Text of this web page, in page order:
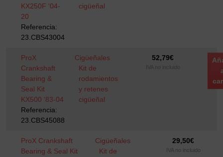
KX250F '04-
20
Referencia:
23.CBS43004
cigüeñal
ProX
Crankshaft
Bearing &
Seal Kit
KX500 '83-04
Referencia:
23.CBS45088
Cigüeñales
Kit de
rodamientos
y retenes
cigüeñal
52,79€
IVA no incluido
ProX Crankshaft
Bearing & Seal Kit
Cigüeñales
Kit de
29,50€
IVA no incluido